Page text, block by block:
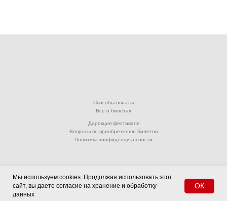
Мы используем cookies. Продолжая использовать этот
сайт, вы даете согласие на хранение и обработку
данных
ОК
Способы оплаты
Дирекция фестиваля
Вопросы по приобретению билетов
Политика конфиденциальности
Все о билетах
© 2001-2026. Ассоциация «Дансе Оупен фестиваль (фестиваль Открытых Танцев)».
Все материалы являются собственностью Ассоциации «Дансе Оупен фестиваль